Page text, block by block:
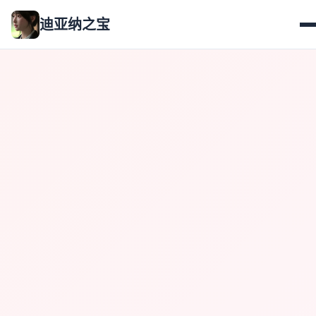
迪亚纳之宝